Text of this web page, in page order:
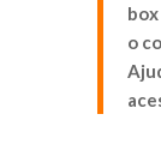
box
o